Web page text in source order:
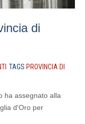
di
TAGS PROVINCIA DI
ha assegnato alla
d'Oro per